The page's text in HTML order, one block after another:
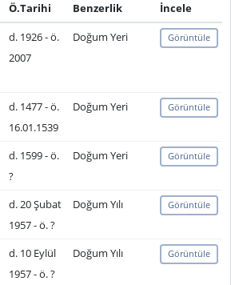
Ö.Tarihi
Benzerlik
İncele
d. 1926 - ö.
2007
Doğum Yeri Görüntüle
d. 1477 - ö.
16.01.1539
Doğum Yeri Görüntüle
d. 1599 - ö.
?
Doğum Yeri Görüntüle
d. 20 Şubat
1957 - ö. ?
Doğum Yılı Görüntüle
d. 10 Eylül
1957 - ö. ?
Doğum Yılı Görüntüle